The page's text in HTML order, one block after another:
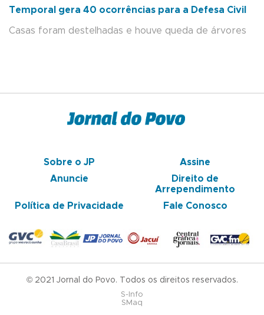
Temporal gera 40 ocorrências para a Defesa Civil
Casas foram destelhadas e houve queda de árvores
Sobre o JP
Assine
Anuncie
Direito de
Arrependimento
Política de Privacidade
Fale Conosco
© 2021 Jornal do Povo. Todos os direitos reservados.
S-Info
SMaq